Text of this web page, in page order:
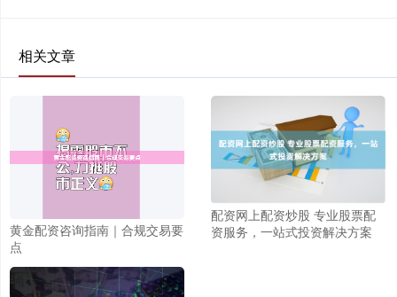
相关文章
黄金配资咨询指南｜合规交易要
点
配资网上配资炒股 专业股票配
资服务，一站式投资解决方案